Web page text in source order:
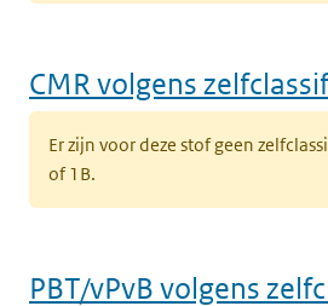
CMR volgens
Er zijn voor deze stof geen
of 1B.
PBT/vPvB volgens